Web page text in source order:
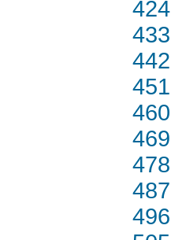
424
433
442
451
460
469
478
487
496